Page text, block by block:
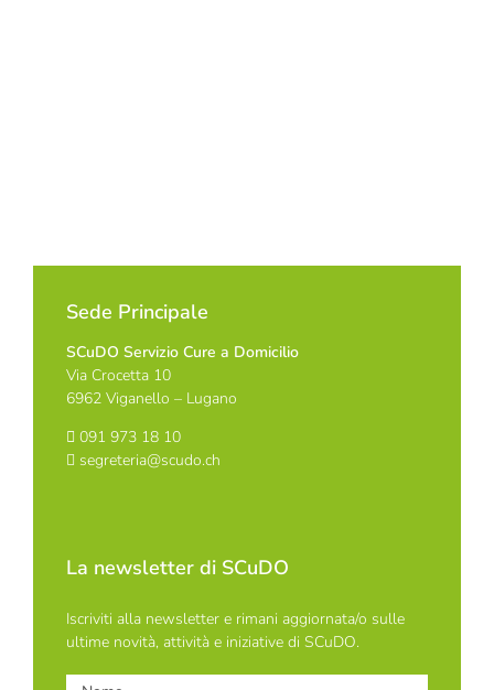
Sede Principale
SCuDO Servizio Cure a Domicilio
Via Crocetta 10
6962 Viganello – Lugano
091 973 18 10
segreteria@scudo.ch
La newsletter di SCuDO
Iscriviti alla newsletter e rimani aggiornata/o sulle
ultime novità, attività e iniziative di SCuDO.